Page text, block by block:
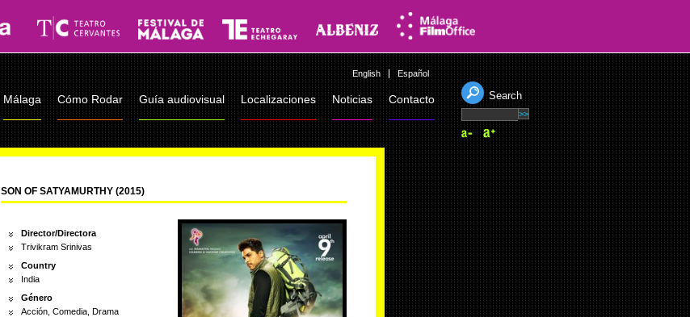
Español
English
Málaga Cómo Rodar Guía audiovisual Localizaciones Noticias Contacto Search
SON OF SATYAMURTHY (2015)
Director/Directora
Trivikram Srinivas
Country
India
Género
Acción, Comedia, Drama